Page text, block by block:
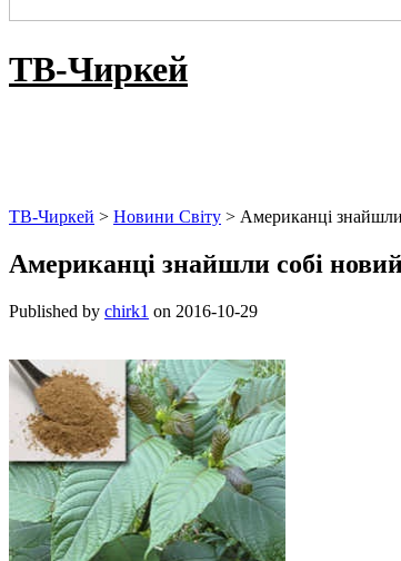
ТВ-Чиркей
ТВ-Чиркей > Новини Світу > Американці
Американці знайшли собі
Published by chirk1 on 2016-10-29